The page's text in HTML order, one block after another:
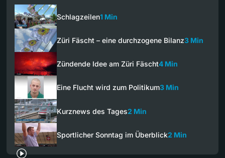
Schlagzeilen1 Min
Züri Fäscht – eine durchzogene Bilanz3 Min
Zündende Idee am Züri Fäscht4 Min
Eine Flucht wird zum Politikum3 Min
Kurznews des Tages2 Min
Sportlicher Sonntag im Überblick2 Min